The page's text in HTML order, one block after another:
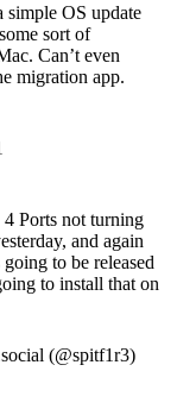
simple OS update
sort of
Can’t even
migration app.
Ports not turning
and again
to be released
to install that on
(@spitf1r3)